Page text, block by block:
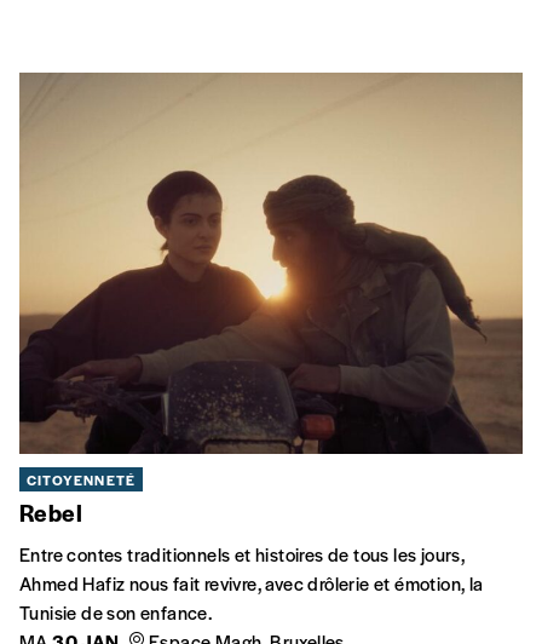
CITOYENNETÉ
Rebel
Entre contes traditionnels et histoires de tous les jours,
Ahmed Hafiz nous fait revivre, avec drôlerie et émotion, la
Tunisie de son enfance.